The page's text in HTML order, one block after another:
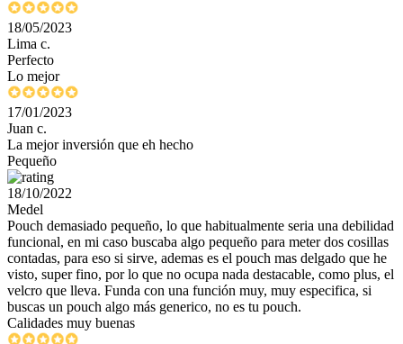
18/05/2023
Lima c.
Perfecto
Lo mejor
17/01/2023
Juan c.
La mejor inversión que eh hecho
Pequeño
18/10/2022
Medel
Pouch demasiado pequeño, lo que habitualmente seria una debilidad
funcional, en mi caso buscaba algo pequeño para meter dos cosillas
contadas, para eso si sirve, ademas es el pouch mas delgado que he
visto, super fino, por lo que no ocupa nada destacable, como plus, el
velcro que lleva. Funda con una función muy, muy especifica, si
buscas un pouch algo más generico, no es tu pouch.
Calidades muy buenas